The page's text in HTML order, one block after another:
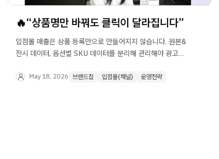
🔥“상품명만 바꿔도 클릭이 달라집니다”
입점몰 매출은 상품 등록만으로 만들어지지 않습니다. 원본&
전시 데이터, 옵션별 SKU 데이터를 분리해 관리해야 광고
패션 브랜드가 반드시 알아야 할 상품 데이터 구조와 온라인
May 18, 2026 브랜드집 입점몰(채널) 운영전략